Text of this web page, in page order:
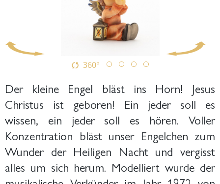
360°
Der kleine Engel bläst ins Horn! Jesus
Christus ist geboren! Ein jeder soll es
wissen, ein jeder soll es hören. Voller
Konzentration bläst unser Engelchen zum
Wunder der Heiligen Nacht und vergisst
alles um sich herum. Modelliert wurde der